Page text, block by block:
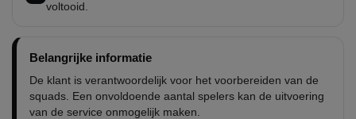
voltooid.
Belangrijke informatie
De klant is verantwoordelijk voor het voorbereiden van de
squads. Een onvoldoende aantal spelers kan de uitvoering
van de service onmogelijk maken.